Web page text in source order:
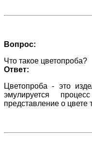
Вопрос:
Что такое цветопроба?
Ответ:
Цветопроба - это
эмулируется
представление о цвете